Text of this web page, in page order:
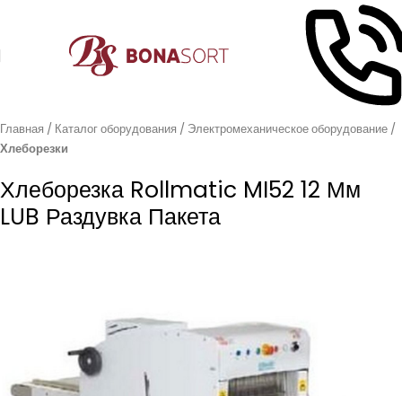
Главная Каталог оборудования
Электромеханическое оборудование
Хлеборезки
Хлеборезка Rollmatic MI52 12 Мм
LUB Раздувка Пакета